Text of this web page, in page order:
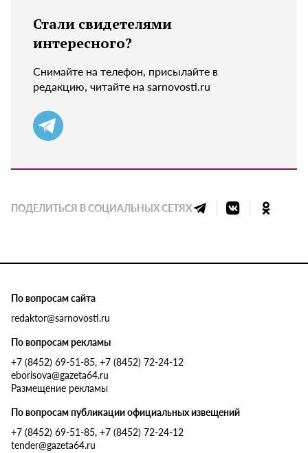
Стали свидетелями
интересного?
Снимайте на телефон, присылайте в
редакцию, читайте на sarnovosti.ru
ПОДЕЛИТЬСЯ В СОЦИАЛЬНЫХ СЕТЯХ
По вопросам сайта
redaktor@sarnovosti.ru
По вопросам рекламы
+7 (8452) 69-51-85, +7 (8452) 72-24-12
eborisova@gazeta64.ru
Размещение рекламы
По вопросам публикации официальных извещений
+7 (8452) 69-51-85, +7 (8452) 72-24-12
tender@gazeta64.ru